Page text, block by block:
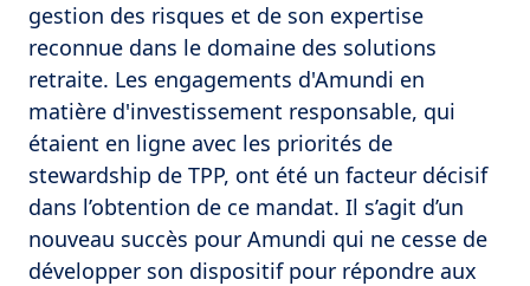
gestion des risques et de son expertise
reconnue dans le domaine des solutions
retraite. Les engagements d'Amundi en
matière d'investissement responsable, qui
étaient en ligne avec les priorités de
stewardship de TPP, ont été un facteur décisif
dans l’obtention de ce mandat. Il s’agit d’un
nouveau succès pour Amundi qui ne cesse de
développer son dispositif pour répondre aux